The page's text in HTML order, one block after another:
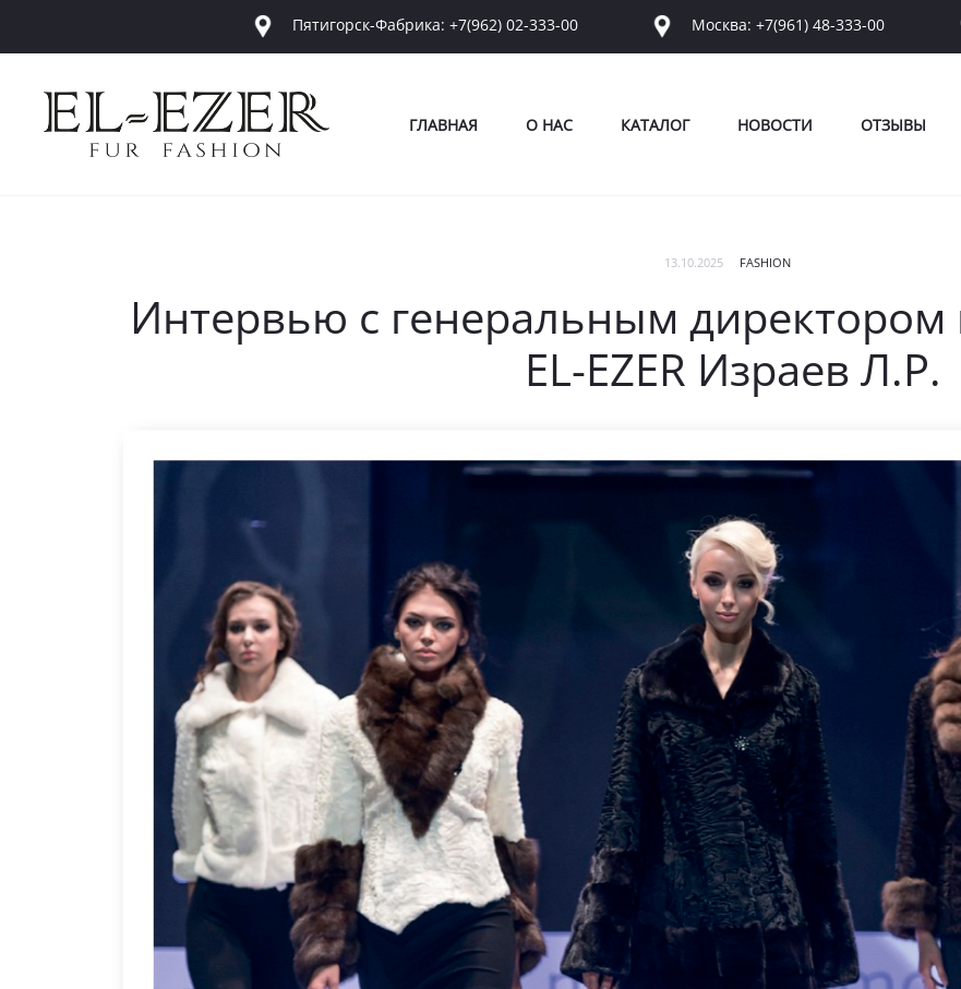
Пятигорск-Фабрика: +7(962) 02-333-00 Москва: +7(961) 48-333-00
ГЛАВНАЯ О НАС КАТАЛОГ НОВОСТИ ОТЗЫВЫ
13.10.2025 FASHION
Интервью с генеральным
EL-EZER Израев Л.Р.